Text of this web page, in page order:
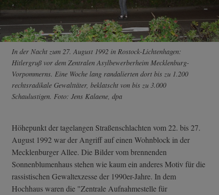
In der Nacht zum 27. August 1992 in Rostock-Lichtenhagen:
Hitlergruß vor dem Zentralen Asylbewerberheim Mecklenburg-
Vorpommerns. Eine Woche lang randalierten dort bis zu 1.200
rechtsradikale Gewalttäter, beklatscht von bis zu 3.000
Schaulustigen. Foto: Jens Kalaene, dpa
Höhepunkt der tagelangen Straßenschlachten vom 22. bis 27.
August 1992 war der Angriff auf einen Wohnblock in der
Mecklenburger Allee. Die Bilder vom brennenden
Sonnenblumenhaus stehen wie kaum ein anderes Motiv für die
rassistischen Gewaltexzesse der 1990er-Jahre. In dem
Hochhaus waren die "Zentrale Aufnahmestelle für